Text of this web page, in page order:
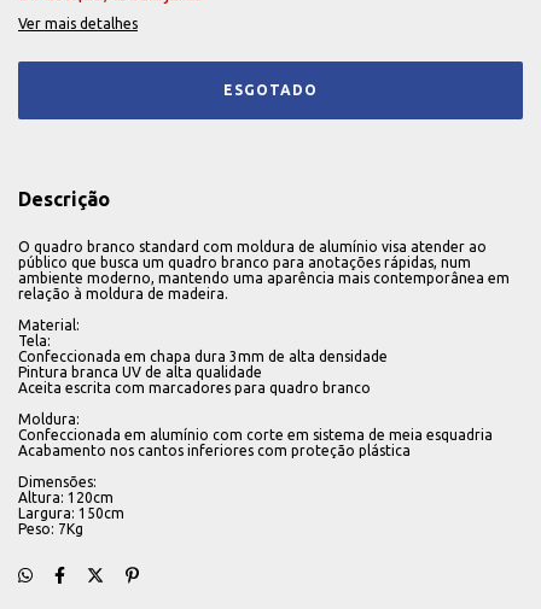
Ver mais detalhes
Descrição
O quadro branco standard com moldura de alumínio visa atender ao
público que busca um quadro branco para anotações rápidas, num
ambiente moderno, mantendo uma aparência mais contemporânea em
relação à moldura de madeira.
Material:
Tela:
Confeccionada em chapa dura 3mm de alta densidade
Pintura branca UV de alta qualidade
Aceita escrita com marcadores para quadro branco
Moldura:
Confeccionada em alumínio com corte em sistema de meia esquadria
Acabamento nos cantos inferiores com proteção plástica
Dimensões:
Altura: 120cm
Largura: 150cm
Peso: 7Kg